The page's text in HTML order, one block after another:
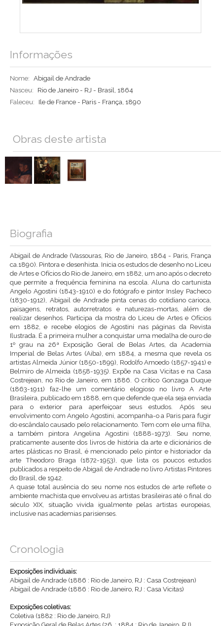
Informações
Nome: Abigail de Andrade
Nasceu:
Rio de Janeiro - RJ - Brasil, 1864
Faleceu:
Ile de France - Paris - França, 1890
Obras deste artista
Biografia
Abigail de Andrade (Vassouras, Rio de Janeiro, 1864 - Paris, França
ca.1890). Pintora e desenhista. Inicia os estudos de desenho no Liceu
de Artes e Ofícios do Rio de Janeiro, em 1882, um ano após o decreto
que permite a frequência feminina na escola. Aluna do cartunista
Angelo Agostini (1843-1910) e do fotógrafo e pintor Insley Pacheco
(1830-1912), Abigail de Andrade pinta cenas do cotidiano carioca,
paisagens, retratos, autorretratos e naturezas-mortas, além de
realizar desenhos. Participa da mostra do Liceu de Artes e Ofícios
em 1882, e recebe elogios de Agostini nas páginas da Revista
Ilustrada. É a primeira mulher a conquistar uma medalha de ouro de
1º grau na 26ª Exposição Geral de Belas Artes, da Academia
Imperial de Belas Artes (Aiba), em 1884, a mesma que revela os
artistas Almeida Júnior (1850-1899), Rodolfo Amoedo (1857-1941) e
Belmiro de Almeida (1858-1935). Expõe na Casa Vicitas e na Casa
Costrejean, no Rio de Janeiro, em 1886. O crítico Gonzaga Duque
(1863-1911) faz-lhe um comentário elogioso no livro A Arte
Brasileira, publicado em 1888, em que defende que ela seja enviada
para o exterior para aperfeiçoar seus estudos. Após seu
envolvimento com Angelo Agostini, acompanha-o a Paris para fugir
do escândalo causado pelo relacionamento. Tem com ele uma filha,
a também pintora Angelina Agostini (1888-1973). Seu nome,
praticamente ausente dos livros de história da arte e dicionários de
artes plásticas no Brasil, é mencionado pelo pintor e historiador da
arte Theodoro Braga (1872-1953), que lista os poucos estudos
publicados a respeito de Abigail de Andrade no livro Artistas Pintores
do Brasil, de 1942.
A quase total ausência do seu nome nos estudos de arte reflete o
ambiente machista que envolveu as artistas brasileiras até o final do
século XIX, situação vivida igualmente pelas artistas europeias,
inclusive nas academias parisienses.
Cronologia
Exposições individuais:
Abigail de Andrade (1886 : Rio de Janeiro, RJ : Casa Costrejean)
Abigail de Andrade (1886 : Rio de Janeiro, RJ : Casa Vicitas)
Exposições coletivas:
Coletiva (1882 : Rio de Janeiro, RJ)